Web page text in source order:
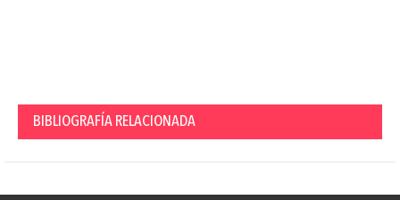
BIBLIOGRAFÍA RELACIONADA